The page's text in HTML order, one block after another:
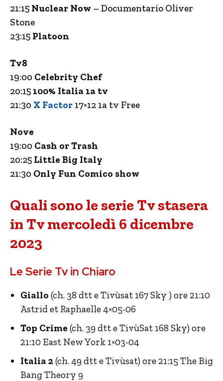
21:15 Nuclear Now – Documentario Oliver
Stone
23:15 Platoon
Tv8
19:00 Celebrity Chef
20:15 100% Italia 1a tv
21:30 X Factor 17×12 1a tv Free
Nove
19:00 Cash or Trash
20:25 Little Big Italy
21:30 Only Fun Comico show
Quali sono le serie Tv stasera
in Tv mercoledì 6 dicembre
2023
Le Serie Tv in Chiaro
Giallo (ch. 38 dtt e Tivùsat 167 Sky ) ore 21:10
Astrid et Raphaelle 4×05-06
Top Crime (ch. 39 dtt e TivùSat 168 Sky) ore
21:10 East New York 1×03-04
Italia 2(ch. 49 dtt e Tivùsat) ore 21:15 The Big
Bang Theory 9